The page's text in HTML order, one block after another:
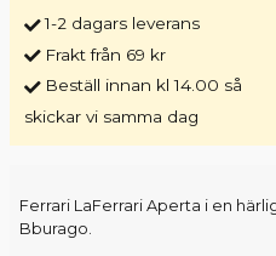
1-2 dagars leverans
Frakt från 69 kr
Beställ innan kl 14.00 så
skickar vi samma dag
Ferrari LaFerrari Aperta i en
Bburago.